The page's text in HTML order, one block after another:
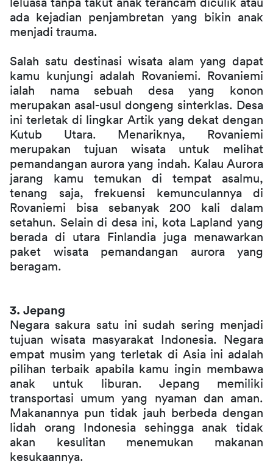
leluasa tanpa takut anak terancam diculik atau
ada kejadian penjambretan yang bikin anak
menjadi trauma.
Salah satu destinasi wisata alam yang dapat
kamu kunjungi adalah Rovaniemi. Rovaniemi
ialah nama sebuah desa yang konon
merupakan asal-usul dongeng sinterklas. Desa
ini terletak di lingkar Artik yang dekat dengan
Kutub Utara. Menariknya, Rovaniemi
merupakan tujuan wisata untuk melihat
pemandangan aurora yang indah. Kalau Aurora
jarang kamu temukan di tempat asalmu,
tenang saja, frekuensi kemunculannya di
Rovaniemi bisa sebanyak 200 kali dalam
setahun. Selain di desa ini, kota Lapland yang
berada di utara Finlandia juga menawarkan
paket wisata pemandangan aurora yang
beragam.
3. Jepang
Negara sakura satu ini sudah sering menjadi
tujuan wisata masyarakat Indonesia. Negara
empat musim yang terletak di Asia ini adalah
pilihan terbaik apabila kamu ingin membawa
anak untuk liburan. Jepang memiliki
transportasi umum yang nyaman dan aman.
Makanannya pun tidak jauh berbeda dengan
lidah orang Indonesia sehingga anak tidak
akan kesulitan menemukan makanan
kesukaannya.